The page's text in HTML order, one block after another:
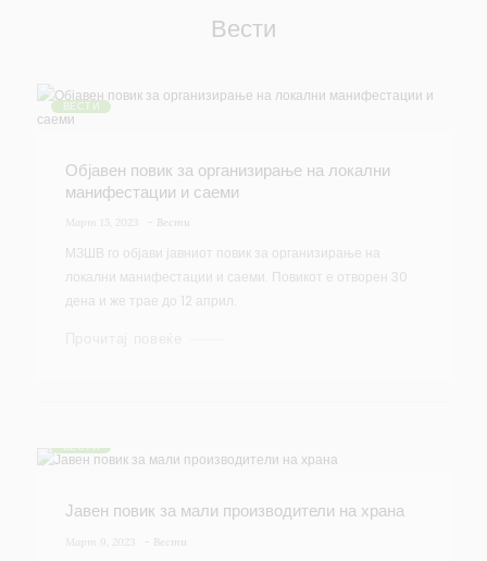
Вести
ВЕСТИ
Објавен повик за организирање на локални
манифестации и саеми
Март 15, 2023 Вести
МЗШВ го објави јавниот повик за организирање на
локални манифестации и саеми. Повикот е отворен 30
дена и же трае до 12 април.
Прочитај повеќе
ВЕСТИ
Јавен повик за мали производители на храна
Март 9, 2023 Вести